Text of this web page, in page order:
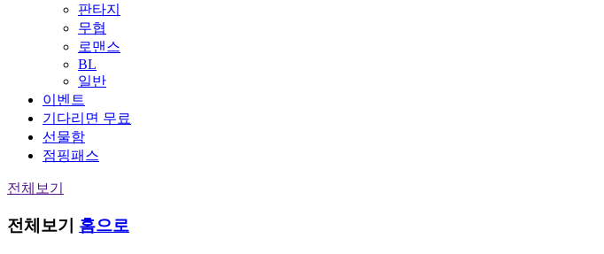
판타지
무협
로맨스
BL
일반
이벤트
기다리면 무료
선물함
점핑패스
전체보기
전체보기 홈으로